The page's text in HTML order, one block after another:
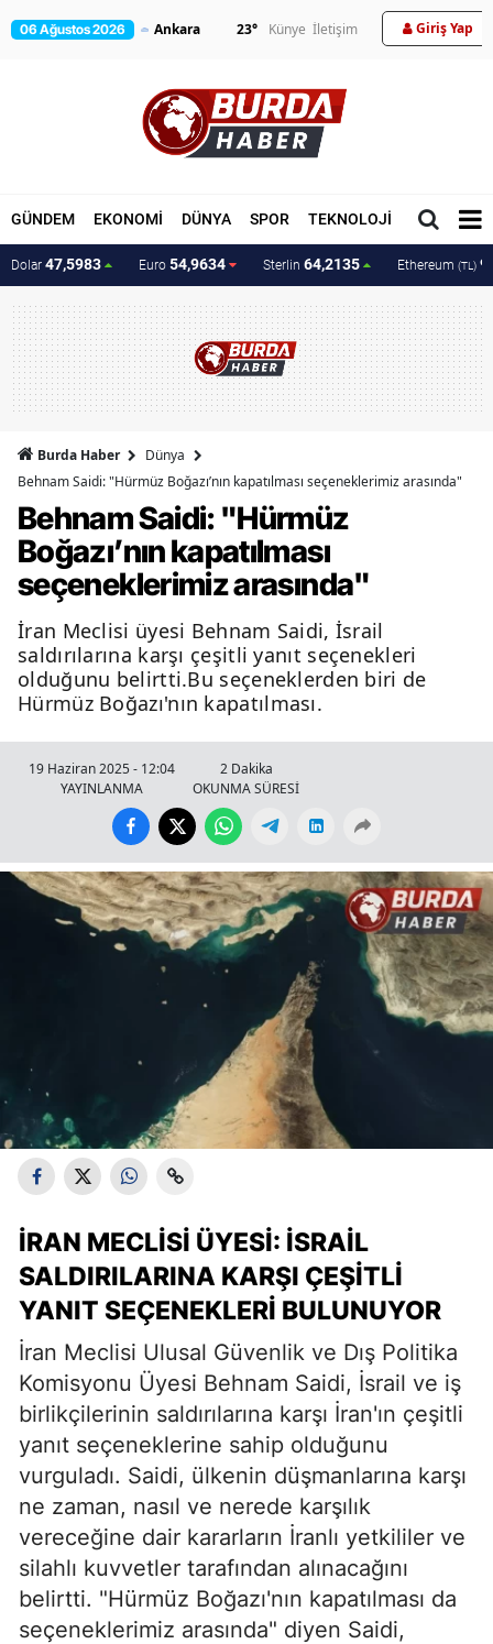
06 Ağustos 2026 23° Künye İletişim Giriş Yap
GÜNDEM EKONOMİ DÜNYA SPOR TEKNOLOJİ MAGAZİN
Dolar 47,5983 Euro 54,9634 Sterlin 64,2135 Ethereum (TL)
Burda Haber
Dünya
Behnam Saidi: "Hürmüz Boğazı’nın kapatılması seçeneklerimiz arasında"
Behnam Saidi: "Hürmüz
Boğazı’nın kapatılması
seçeneklerimiz arasında"
İran Meclisi üyesi Behnam Saidi, İsrail
saldırılarına karşı çeşitli yanıt seçenekleri
olduğunu belirtti.Bu seçeneklerden biri de
Hürmüz Boğazı'nın kapatılması.
19 Haziran 2025 - 12:04
YAYINLANMA
2 Dakika
OKUNMA SÜRESİ
İRAN MECLISI ÜYESI: İSRAIL
SALDIRILARINA KARŞI ÇEŞITLI
YANIT SEÇENEKLERI BULUNUYOR
İran Meclisi Ulusal Güvenlik ve Dış Politika
Komisyonu Üyesi Behnam Saidi, İsrail ve iş
birlikçilerinin saldırılarına karşı İran'ın çeşitli
yanıt seçeneklerine sahip olduğunu
vurguladı. Saidi, ülkenin düşmanlarına karşı
ne zaman, nasıl ve nerede karşılık
vereceğine dair kararların İranlı yetkililer ve
silahlı kuvvetler tarafından alınacağını
belirtti. "Hürmüz Boğazı'nın kapatılması da
seçeneklerimiz arasında" diyen Saidi,